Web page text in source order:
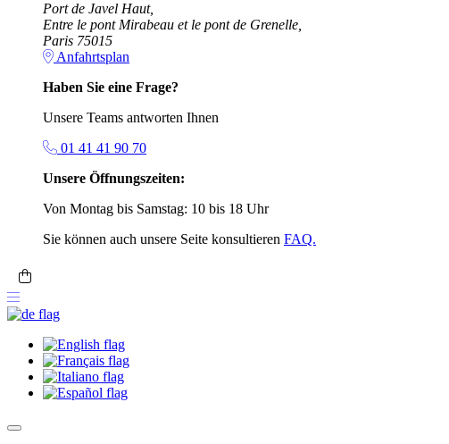
Port de Javel Haut,
Entre le pont Mirabeau et le pont de Grenelle,
Paris 75015
Anfahrtsplan
Haben Sie eine Frage?
Unsere Teams antworten Ihnen
01 41 41 90 70
Unsere Öffnungszeiten:
Von Montag bis Samstag: 10 bis 18 Uhr
Sie können auch unsere Seite konsultieren FAQ.